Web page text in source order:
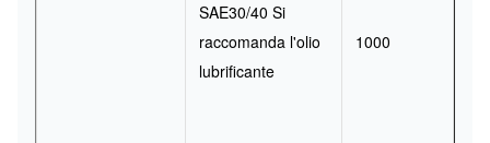
SAE30/40 Si
raccomanda l'olio
lubrificante
1000